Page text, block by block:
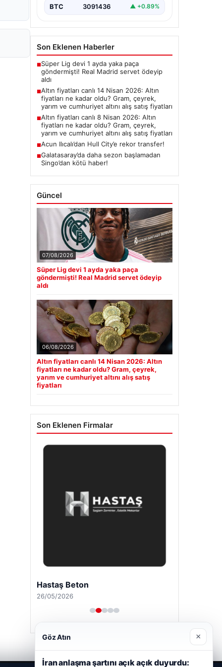
BTC 3091436 ▲ +0.89%
Son Eklenen Haberler
■Süper Lig devi 1 ayda yaka paça
göndermişti! Real Madrid servet ödeyip
aldı
■Altın fiyatları canlı 14 Nisan 2026: Altın
fiyatları ne kadar oldu? Gram, çeyrek,
yarım ve cumhuriyet altını alış satış fiyatları
■Altın fiyatları canlı 8 Nisan 2026: Altın
fiyatları ne kadar oldu? Gram, çeyrek,
yarım ve cumhuriyet altını alış satış fiyatları
■Acun Ilıcalı’dan Hull City’e rekor transfer!
■Galatasaray’da daha sezon başlamadan
Singo’dan kötü haber!
Güncel
07/08/2026
Süper Lig devi 1 ayda yaka paça
göndermişti! Real Madrid servet ödeyip
aldı
06/08/2026
Altın fiyatları canlı 14 Nisan 2026: Altın
fiyatları ne kadar oldu? Gram, çeyrek,
yarım ve cumhuriyet altını alış satış
fiyatları
Son Eklenen Firmalar
Hastaş Beton
26/05/2026
Göz Atın ×
İran anlaşma şartını açık açık duyurdu: